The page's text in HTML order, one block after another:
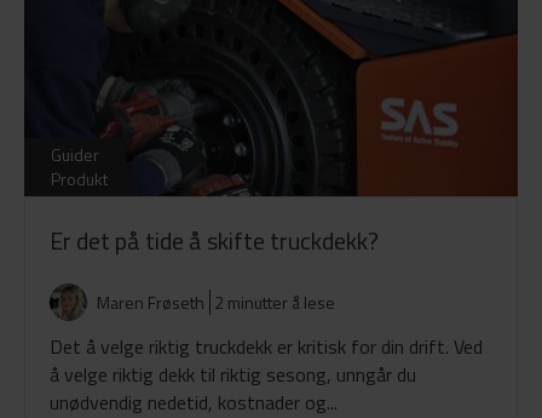
Guider
Produkt
Er det på tide å skifte truckdekk?
Maren Frøseth 2 minutter å lese
Det å velge riktig truckdekk er kritisk for din drift. Ved
å velge riktig dekk til riktig sesong, unngår du
unødvendig nedetid, kostnader og...